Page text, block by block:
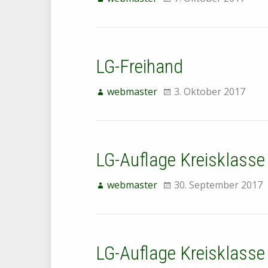
LG-Freihand
webmaster 3. Oktober 2017
LG-Auflage
webmaster 30. September 2017
LG-Auflage